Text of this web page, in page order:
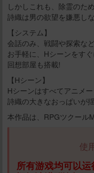
しかしこれも、除霊のた
詩織は男の欲望を嫌悪し
【システム】
会話のみ、戦闘や探索な
お手軽に、Hシーンをす
回想部屋も搭載!
【Hシーン】
Hシーンはすべてアニメ
詩織の大きなおっぱいが
本作品は、RPGツクール
使
所有游戏均可以